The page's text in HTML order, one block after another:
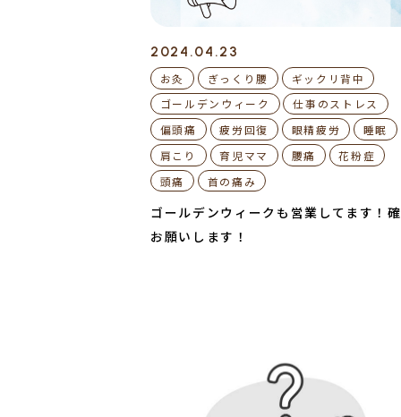
2024.04.23
お灸 ぎっくり腰
ギックリ背中
ゴールデンウィーク
仕事のストレス
偏頭痛
疲労回復 眼精疲労
睡眠
肩こり
育児ママ 腰痛
花粉症
頭痛
首の痛み
ゴールデンウィークも営業してます！
お願いします！